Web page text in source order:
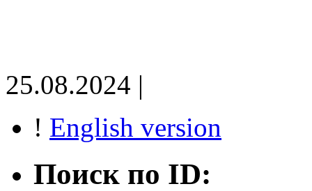
25.08.2024 |
! English version
Поиск по ID: